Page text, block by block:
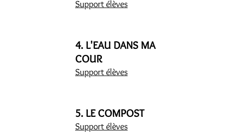
Support élèves
4. L'EAU DANS MA
COUR
Support élèves
5. LE COMPOST
Support élèves